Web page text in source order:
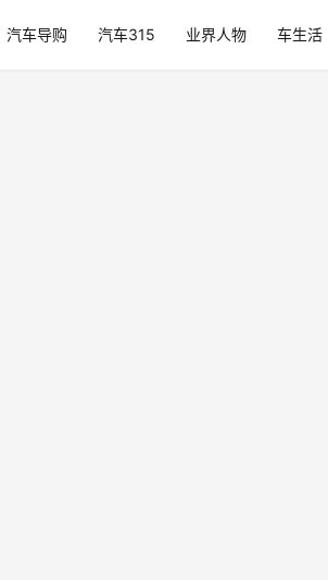
汽车导购 汽车315 业界人物 车生活